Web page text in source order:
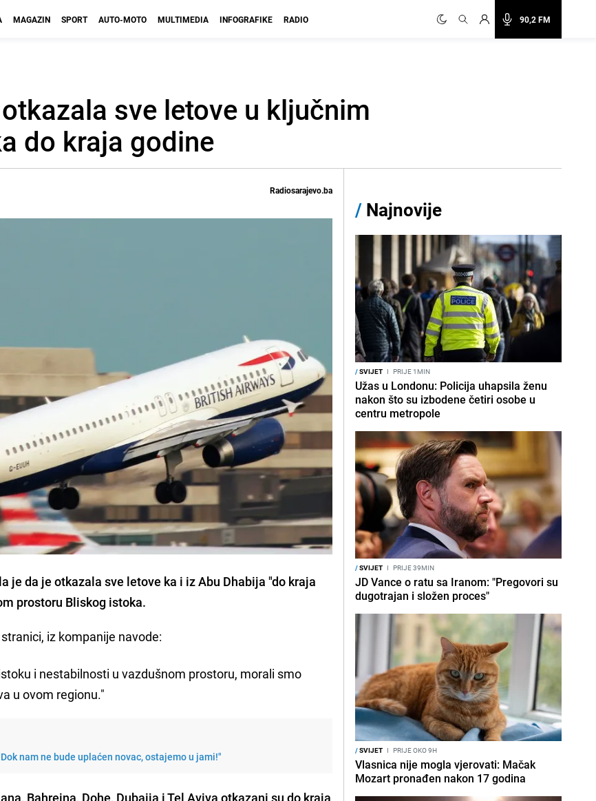
90,2 FM
MAGAZIN SPORT AUTO-MOTO MULTIMEDIA INFOGRAFIKE RADIO
sve letove u ključnim
do kraja godine
Radiosarajevo.ba
je da je otkazala sve letove ka i iz Abu Dhabija "do kraja
prostoru Bliskog istoka.
iz kompanije navode:
i nestabilnosti u vazdušnom prostoru, morali smo
u ovom regionu."
nam ne bude uplaćen novac, ostajemo u jami!"
Bahreina, Dohe, Dubaija i Tel Aviva otkazani su do kraja
/ Najnovije
/SVIJET I PRIJE 1MIN
Užas u Londonu: Policija uhapsila ženu
nakon što su izbodene četiri osobe u
centru metropole
/SVIJET I PRIJE 39MIN
JD Vance o ratu sa Iranom: "Pregovori su
dugotrajan i složen proces"
/SVIJET I PRIJE OKO 9H
Vlasnica nije mogla vjerovati: Mačak
Mozart pronađen nakon 17 godina